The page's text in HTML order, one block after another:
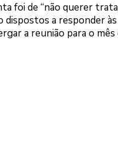
foi de “não querer
dispostos a responder
a reunião para o mês